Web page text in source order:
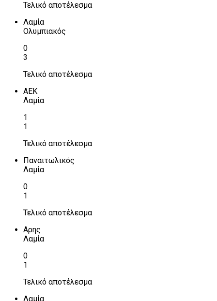
Τελικό αποτέλεσμα
Λαμία
Ολυμπιακός
0
3
Τελικό αποτέλεσμα
ΑΕΚ
Λαμία
1
1
Τελικό αποτέλεσμα
Παναιτωλικός
Λαμία
0
1
Τελικό αποτέλεσμα
Αρης
Λαμία
0
1
Τελικό αποτέλεσμα
Λαμία